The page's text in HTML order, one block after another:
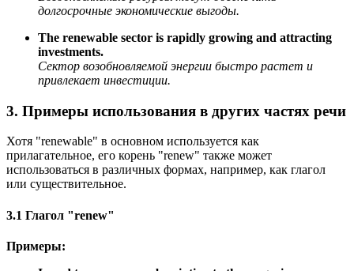
долгосрочные экономические выгоды.
The renewable sector is rapidly growing and attracting
investments.
Сектор возобновляемой энергии быстро растет и
привлекает инвестиции.
3. Примеры использования в других частях речи
Хотя "renewable" в основном используется как
прилагательное, его корень "renew" также может
использоваться в различных формах, например, как глагол
или существительное.
3.1 Глагол "renew"
Примеры: